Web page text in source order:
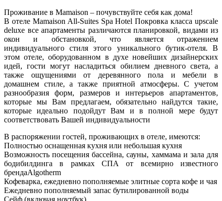
Проживание в Mamaison – почувствуйте себя как дома!
В отеле Mamaison All-Suites Spa Hotel Покровка класса upscalе
deluxe все апартаменты различаются планировкой, видами из
окон и обстановкой, что является отражением
индивидуального стиля этого уникального бутик-отеля. В
этом отеле, оборудованном в духе новейших дизайнерских
идей, гости могут насладиться обилием дневного света, а
также ощущениями от деревянного пола и мебели в
домашнем стиле, а также приятной атмосферы. С учетом
разнообразия форм, размеров и интерьеров апартаментов,
которые мы Вам предлагаем, обязательно найдутся такие,
которые идеально подойдут Вам и в полной мере будут
соответствовать Вашей индивидуальности
В распоряжении гостей, проживающих в отеле, имеются:
Полностью оснащенная кухня или небольшая кухня
Возможность посещения бассейна, сауны, хаммама и зала для
бодибилдинга в рамках СПА от всемирно известного
брендаAlgotherm
Кофеварка, ежедневно пополняемые элитные сорта кофе и чая
Ежедневно пополняемый запас бутилированной воды
Сейф (включая ноутбук)